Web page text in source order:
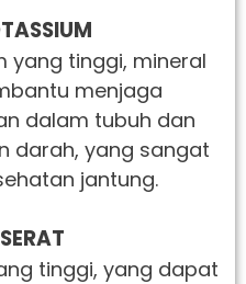
yang tinggi, mineral
menjaga
dalam tubuh dan
darah, yang sangat
jantung.
tinggi, yang dapat